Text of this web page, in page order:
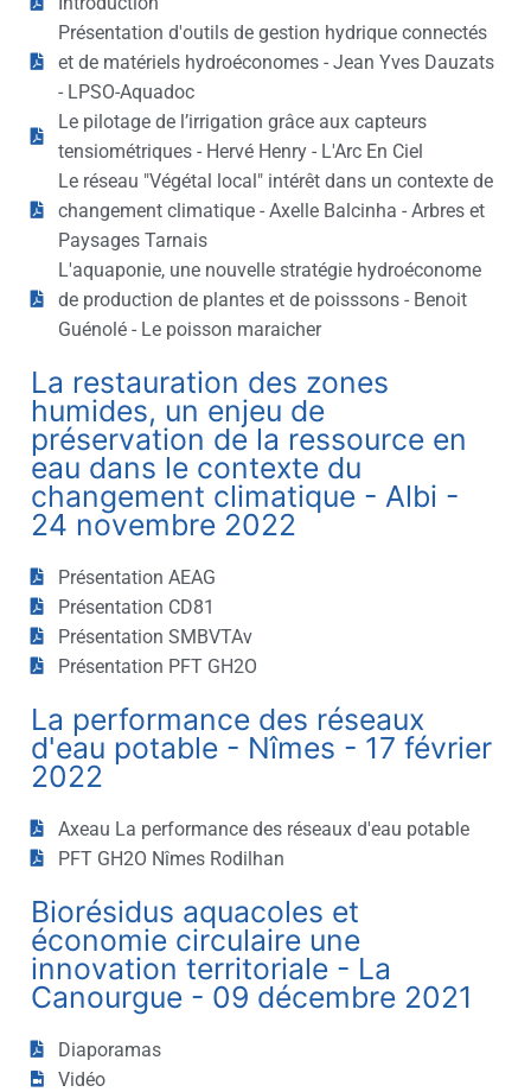
Présentation d'outils de gestion hydrique connectés
et de matériels hydroéconomes - Jean Yves Dauzats
- LPSO-Aquadoc
Le pilotage de l’irrigation grâce aux capteurs
tensiométriques - Hervé Henry - L'Arc En Ciel
Le réseau "Végétal local" intérêt dans un contexte de
changement climatique - Axelle Balcinha - Arbres et
Paysages Tarnais
L'aquaponie, une nouvelle stratégie hydroéconome
de production de plantes et de poisssons - Benoit
Guénolé - Le poisson maraicher
La restauration des zones
humides, un enjeu de
préservation de la ressource en
eau dans le contexte du
changement climatique - Albi -
24 novembre 2022
Présentation AEAG
Présentation CD81
Présentation SMBVTAv
Présentation PFT GH2O
La performance des réseaux
d'eau potable - Nîmes - 17 février
2022
Axeau La performance des réseaux d'eau potable
PFT GH2O Nîmes Rodilhan
Biorésidus aquacoles et
économie circulaire une
innovation territoriale - La
Canourgue - 09 décembre 2021
Diaporamas
Vidéo